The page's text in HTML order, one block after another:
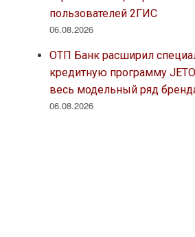
пользователей 2ГИС
06.08.2026
ОТП Банк расширил
кредитную программу
весь модельный ряд
06.08.2026